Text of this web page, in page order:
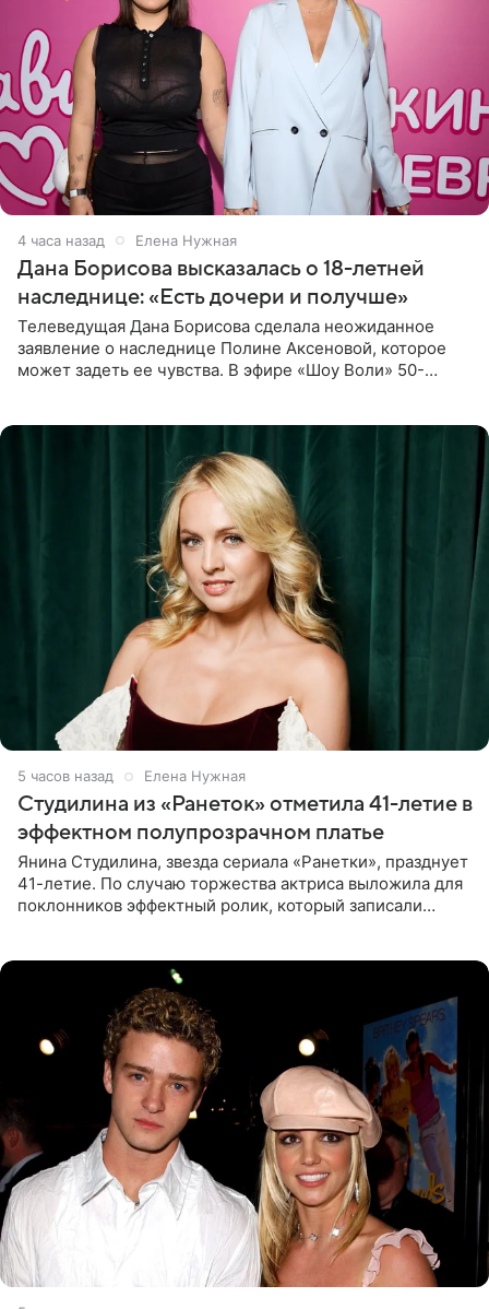
4 часа назад Елена Нужная
Дана Борисова высказалась о 18-летней
наследнице: «Есть дочери и получше»
Телеведущая Дана Борисова сделала неожиданное
заявление о наследнице Полине Аксеновой, которое
может задеть ее чувства. В эфире «Шоу Воли» 50-
5 часов назад Елена Нужная
Студилина из «Ранеток» отметила 41-летие в
эффектном полупрозрачном платье
Янина Студилина, звезда сериала «Ранетки», празднует
41-летие. По случаю торжества актриса выложила для
поклонников эффектный ролик, который записали